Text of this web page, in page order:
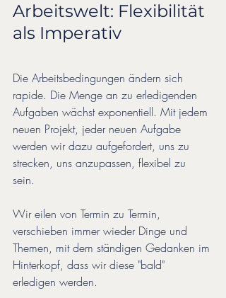
Arbeitswelt: Flexibilität
als Imperativ
Die Arbeitsbedingungen ändern sich
rapide. Die Menge an zu erledigenden
Aufgaben wächst exponentiell. Mit jedem
neuen Projekt, jeder neuen Aufgabe
werden wir dazu aufgefordert, uns zu
strecken, uns anzupassen, flexibel zu
sein.
Wir eilen von Termin zu Termin,
verschieben immer wieder Dinge und
Themen, mit dem ständigen Gedanken im
Hinterkopf, dass wir diese "bald"
erledigen werden.